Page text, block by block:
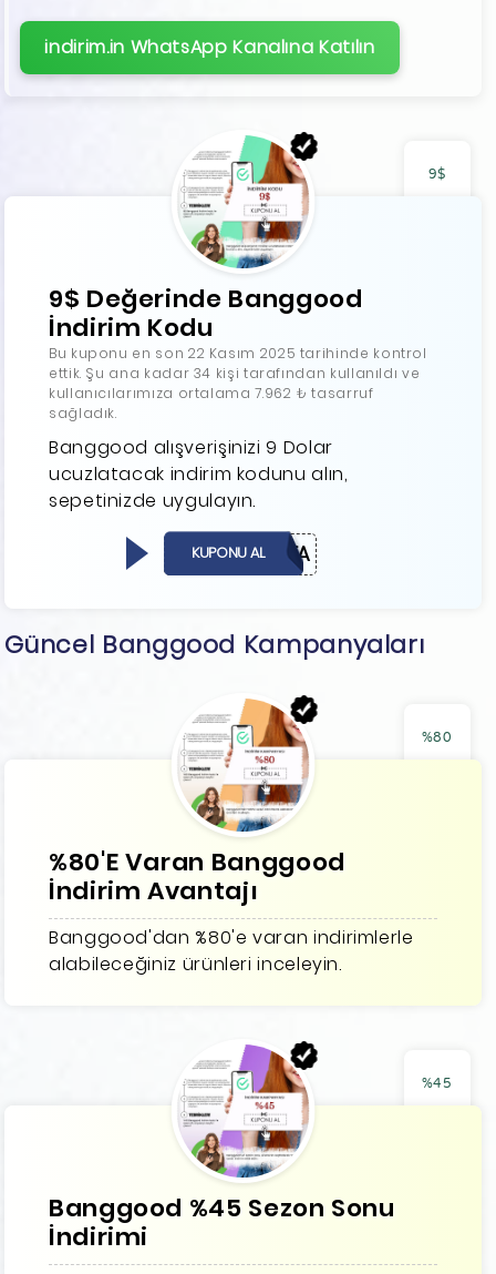
indirim.in WhatsApp Kanalına Katılın
9$
9$ Değerinde Banggood
İndirim Kodu
Bu kuponu en son 22 Kasım 2025 tarihinde kontrol
ettik. Şu ana kadar 34 kişi tarafından kullanıldı ve
kullanıcılarımıza ortalama 7.962 ₺ tasarruf
sağladık.
Banggood alışverişinizi 9 Dolar
ucuzlatacak indirim kodunu alın,
sepetinizde uygulayın.
BGNEWYEA
KUPONU AL
Güncel Banggood Kampanyaları
%80
%80'E Varan Banggood
İndirim Avantajı
Banggood'dan %80'e varan indirimlerle
alabileceğiniz ürünleri inceleyin.
%45
Banggood %45 Sezon Sonu
İndirimi